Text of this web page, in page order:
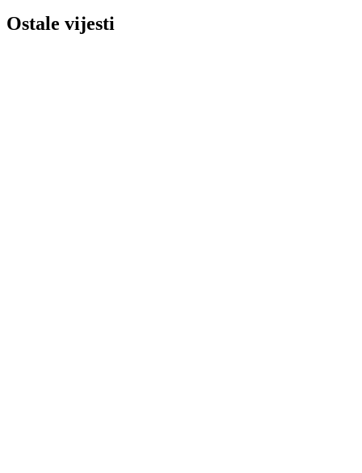
Ostale vijesti